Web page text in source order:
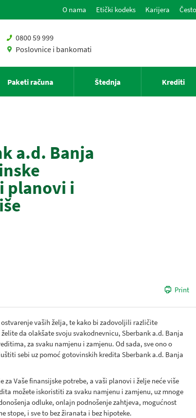
O nama Etički kodeks Karijera
0800 59 999
Poslovnice i bankomati
Paketi računa Štednja Krediti
a.d. Banja
planovi i
Print
vaših želja, te kako bi zadovoljili različite
da olakšate svoju svakodnevnicu, Sberbank a.d. Banja
za svaku namjenu i zamjenu. Od sada, sve ono o
sebi uz pomoć gotovinskih kredita Sberbank a.d. Banja
Vaše finansijske potrebe, a vaši planovi i želje neće više
možete iskoristiti za svaku namjenu i zamjenu, uz mnoge
odluke, onlajn podnošenje zahtjeva, mogućnost
stope, i sve to bez žiranata i bez hipoteke.